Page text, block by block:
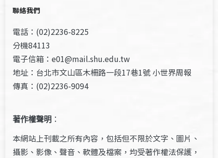
聯絡我們
電話：(02)2236-8225
分機84113
電子信箱：e01@mail.shu.edu.tw
地址：台北市文山區木柵路一段17巷1號 小世界周報
傳真：(02)2236-9094
著作權聲明 ：
本網站上刊載之所有內容，包括但不限於文字、圖片、
攝影、影像、聲音、軟體及檔案，均受著作權法保護，